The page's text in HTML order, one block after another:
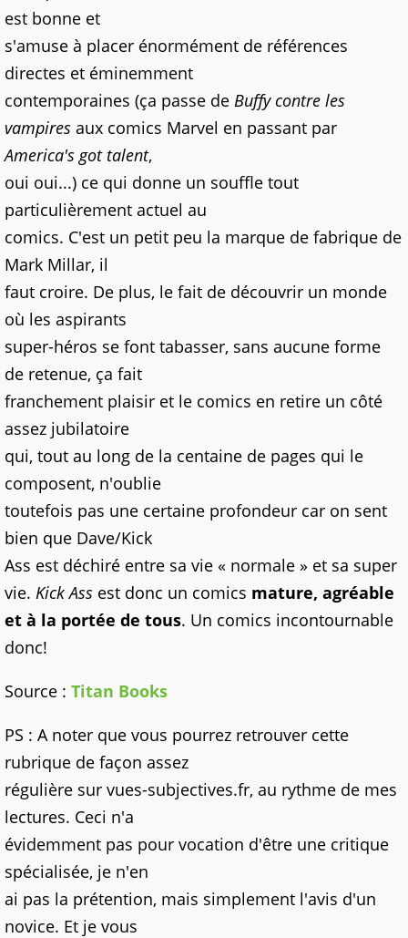
est bonne et
s'amuse à placer énormément de références
directes et éminemment
contemporaines (ça passe de Buffy contre les
vampires aux comics Marvel en passant par
America's got talent,
oui oui...) ce qui donne un souffle tout
particulièrement actuel au
comics. C'est un petit peu la marque de fabrique de
Mark Millar, il
faut croire. De plus, le fait de découvrir un monde
où les aspirants
super-héros se font tabasser, sans aucune forme
de retenue, ça fait
franchement plaisir et le comics en retire un côté
assez jubilatoire
qui, tout au long de la centaine de pages qui le
composent, n'oublie
toutefois pas une certaine profondeur car on sent
bien que Dave/Kick
Ass est déchiré entre sa vie « normale » et sa super
vie. Kick Ass est donc un comics mature, agréable
et à la portée de tous. Un comics incontournable
donc!
Source : Titan Books
PS : A noter que vous pourrez retrouver cette
rubrique de façon assez
régulière sur vues-subjectives.fr, au rythme de mes
lectures. Ceci n'a
évidemment pas pour vocation d'être une critique
spécialisée, je n'en
ai pas la prétention, mais simplement l'avis d'un
novice. Et je vous